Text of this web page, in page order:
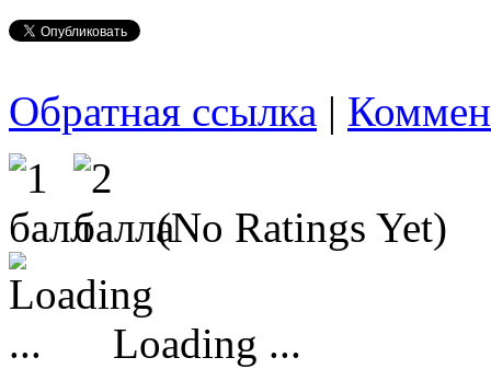
Обратная ссылка |
(No Ratings Yet)
Loading ...